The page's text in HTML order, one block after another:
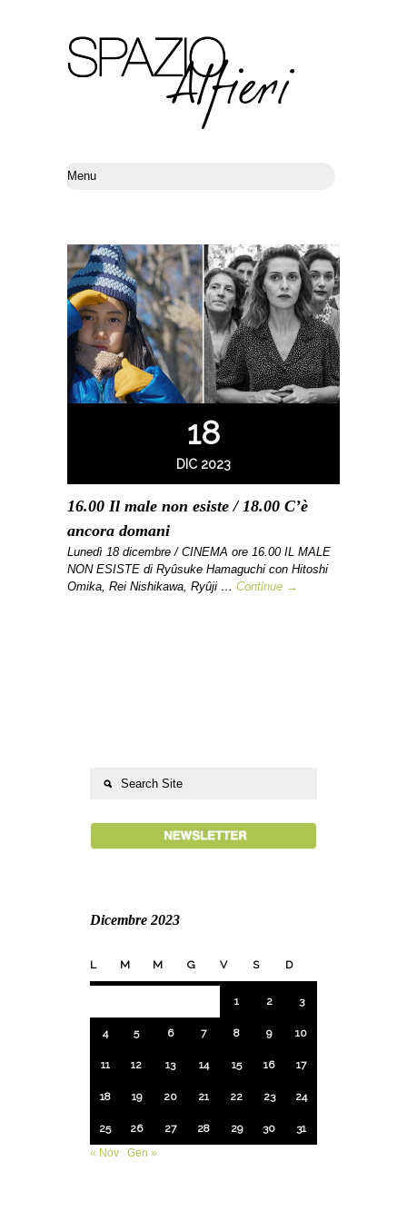
18
DIC 2023
16.00 Il male non esiste / 18.00 C’è
ancora domani
Lunedì 18 dicembre / CINEMA ore 16.00 IL MALE
NON ESISTE di Ryûsuke Hamaguchi con Hitoshi
Omika, Rei Nishikawa, Ryûji … Continue →
Dicembre 2023
L M M G V S D
1 2 3
4 5 6 7 8 9 10
11 12 13 14 15 16 17
18 19 20 21 22 23 24
25 26 27 28 29 30
31
« Nov
Gen »